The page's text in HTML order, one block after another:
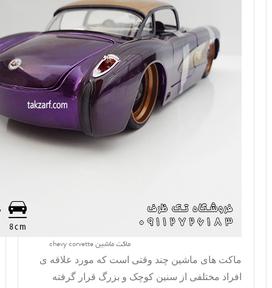
ماکت ماشین chevy corvette
ماکت های ماشین چند وقتی است که مورد علاقه ی
افراد مختلفی از سنین کوچک و بزرگ قرار گرفته